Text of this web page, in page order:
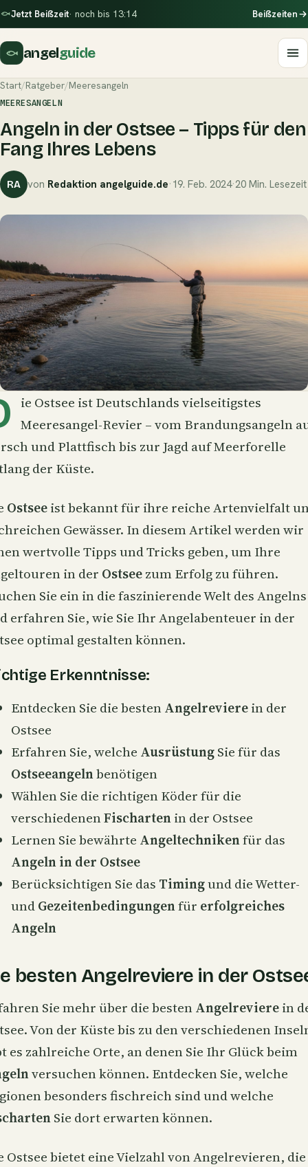
Jetzt Beißzeit· noch bis 13:14 Beißzeiten
angelguide
Start/Ratgeber/Meeresangeln
MEERESANGELN
Angeln in der Ostsee – Tipps für den
Fang Ihres Lebens
RA von Redaktion angelguide.de· 19. Feb. 2024·20 Min. Lesezeit
ie Ostsee ist Deutschlands vielseitigstes
Meeresangel-Revier – vom Brandungsangeln
und Plattfisch bis zur Jagd auf Meerforelle
der Küste.
Ostseeist bekannt für ihre reiche Artenvielfalt
Gewässer. In diesem Artikel werden wir
wertvolle Tipps und Tricks geben, um Ihre
in der Ostseezum Erfolg zu führen.
Sie ein in die faszinierende Welt des Angelns
erfahren Sie, wie Sie Ihr Angelabenteuer in der
optimal gestalten können.
Erkenntnisse:
Entdecken Sie die bestenAngelrevierein der
Ostsee
Erfahren Sie, welche AusrüstungSie für das
Ostseeangelnbenötigen
Wählen Sie die richtigen Köder für die
verschiedenenFischartenin der Ostsee
Lernen Sie bewährte Angeltechnikenfür das
Angeln in der Ostsee
Berücksichtigen Sie das Timingund die Wetter-
undGezeitenbedingungenfür erfolgreiches
Angeln
besten Angelreviere in der
Sie mehr über die bestenAngelrevierein
Von der Küste bis zu den verschiedenen
es zahlreiche Orte, an denen Sie Ihr Glück beim
versuchen können. Entdecken Sie, welche
besonders fischreich sind und welche
Sie dort erwarten können.
Ostsee bietet eine Vielzahl von Angelrevieren, die